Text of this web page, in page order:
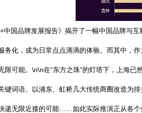
中国品牌发展报告》揭开了一幅中国品牌与
务化，成为日常点点滴滴的体验。而其中，
限可能。\n\n在“东方之珠”的灯塔下，上海
键词语。以浦东、虹桥几大传统商圈改造为
递无限近接的可能……如此实际推演正从各个